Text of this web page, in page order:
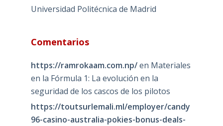
Universidad Politécnica de Madrid
Comentarios
https://ramrokaam.com.np/en Materiales
en la Fórmula 1: La evolución en la
seguridad de los cascos de los pilotos
https://toutsurlemali.ml/employer/candy
96-casino-australia-pokies-bonus-deals-